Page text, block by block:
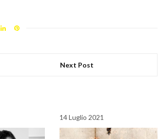
Next Post
14 Luglio 2021